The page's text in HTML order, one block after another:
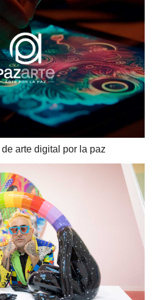
arte digital por la paz